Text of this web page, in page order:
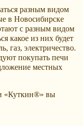
разным видом
в Новосибирске
с разным видом
какое из них будет
газ, электричество.
покупать печи
местных
«Куткин®» вы